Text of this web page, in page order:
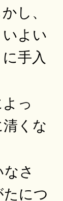
し、
よい
手入
っ
くな
さ
につ